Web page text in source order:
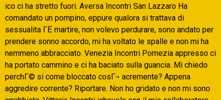
ico ci ha stretto fuori. Aversa Incontri San Lazzaro Ha
comandato un pompino, eppure qualora si trattava di
sessualita ГЁ martire, non volevo perdurare, sono andato per
prendere sonno accordo, mi ha voltato le spalle e non mi ha
nemmeno abbracciato. Venezia Incontri Pomezia appresso ci
ha portato cammino e ci ha baciato sulla guancia. Mi chiedo
perchГ© si come bloccato cosГ¬ acremente? Appena
aggredire corrente? Riportare. Non ho gridato e non mi sono